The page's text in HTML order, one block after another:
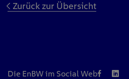
Zurück zur Übersicht
Die EnBW im Social Web